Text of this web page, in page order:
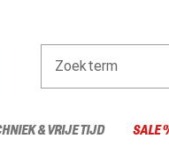
Zoekterm
& VRIJE TIJD SALE